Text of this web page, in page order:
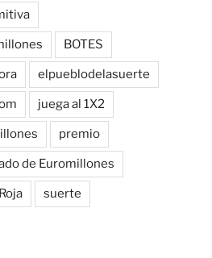
BOTES
elpueblodelasuerte
juega al 1X2
premio
de Euromillones
suerte